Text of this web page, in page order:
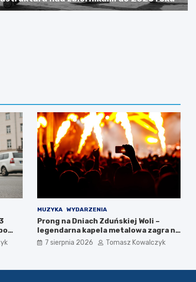
MUZYKA WYDARZENIA
Prong na Dniach Zduńskiej Woli –
legendarna kapela metalowa zagra na
żywo!
7 sierpnia 2026 Tomasz Kowalczyk